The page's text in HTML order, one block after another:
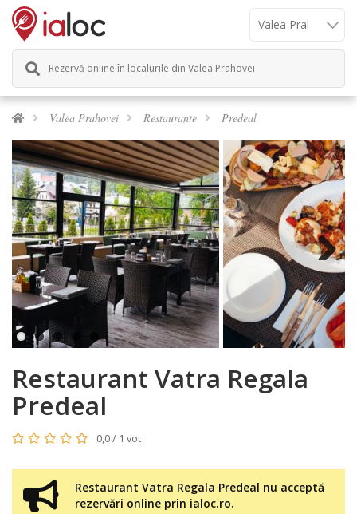
Rezervă online în localurile din Valea Prahovei
Valea Prahovei Restaurante Predeal
Next
Restaurant Vatra Regala
Predeal
0,0 / 1 vot
Restaurant Vatra Regala Predeal nu acceptă
rezervări online prin ialoc.ro.